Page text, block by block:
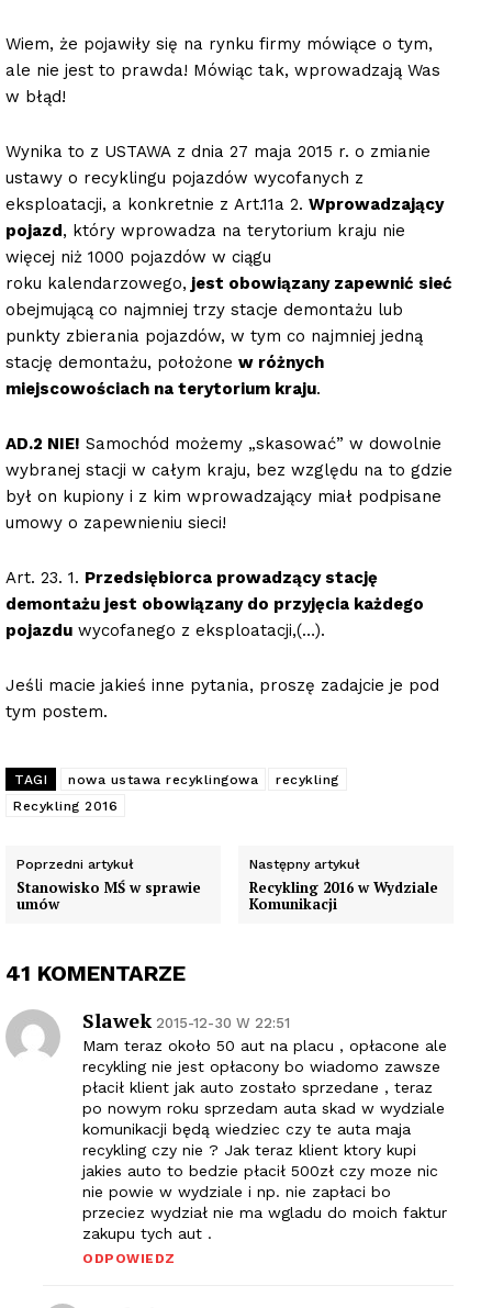
Wiem, że pojawiły się na rynku firmy mówiące o tym,
ale nie jest to prawda! Mówiąc tak, wprowadzają Was
w błąd!
Wynika to z USTAWA z dnia 27 maja 2015 r. o zmianie
ustawy o recyklingu pojazdów wycofanych z
eksploatacji, a konkretnie z Art.11a 2. Wprowadzający
pojazd, który wprowadza na terytorium kraju nie
więcej niż 1000 pojazdów w ciągu
roku kalendarzowego, jest obowiązany zapewnić sieć
obejmującą co najmniej trzy stacje demontażu lub
punkty zbierania pojazdów, w tym co najmniej jedną
stację demontażu, położone w różnych
miejscowościach na terytorium kraju.
AD.2 NIE! Samochód możemy „skasować” w dowolnie
wybranej stacji w całym kraju, bez względu na to gdzie
był on kupiony i z kim wprowadzający miał podpisane
umowy o zapewnieniu sieci!
Art. 23. 1. Przedsiębiorca prowadzący stację
demontażu jest obowiązany do przyjęcia każdego
pojazdu wycofanego z eksploatacji,(…).
Jeśli macie jakieś inne pytania, proszę zadajcie je pod
tym postem.
TAGI nowa ustawa recyklingowa
recykling
Recykling 2016
Poprzedni artykuł
Stanowisko MŚ w sprawie
umów
Następny artykuł
Recykling 2016 w Wydziale
Komunikacji
41 KOMENTARZE
Slawek 2015-12-30 W 22:51
Mam teraz około 50 aut na placu , opłacone ale
recykling nie jest opłacony bo wiadomo zawsze
płacił klient jak auto zostało sprzedane , teraz
po nowym roku sprzedam auta skad w wydziale
komunikacji będą wiedziec czy te auta maja
recykling czy nie ? Jak teraz klient ktory kupi
jakies auto to bedzie płacił 500zł czy moze nic
nie powie w wydziale i np. nie zapłaci bo
przeciez wydział nie ma wgladu do moich faktur
zakupu tych aut .
ODPOWIEDZ